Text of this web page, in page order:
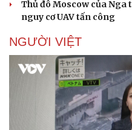
Thủ đô Moscow của
nguy cơ UAV tấn công
NGƯỜI VIỆT